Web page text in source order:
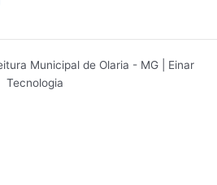
Municipal de Olaria - MG | Einar
Tecnologia